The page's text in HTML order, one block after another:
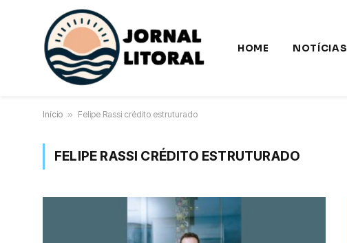
HOME NOTÍCIAS
Início » Felipe Rassi crédito estruturado
FELIPE RASSI CRÉDITO ESTRUTURADO